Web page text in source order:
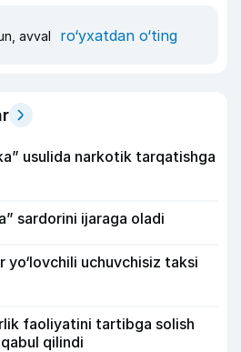
avval ro‘yxatdan o‘ting
usulida narkotik tarqatishga
sardorini ijaraga oladi
yo‘lovchili uchuvchisiz taksi
faoliyatini tartibga solish
qilindi